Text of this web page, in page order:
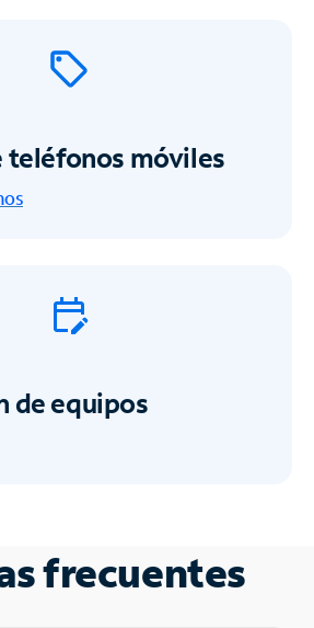
teléfonos móviles
de equipos
frecuentes